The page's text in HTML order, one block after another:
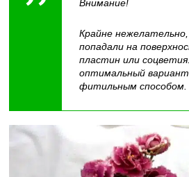
Внимание!
Крайне
попадали на
пластин или
оптимальный
фитильным способом.